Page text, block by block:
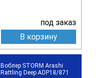
под заказ
В корзину
Воблер STORM Arashi
Rattling Deep ADP18/871